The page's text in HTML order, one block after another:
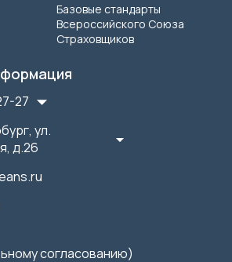
Базовые стандарты
Всероссийского Союза
Страховщиков
27
ул.
д.26
согласованию)